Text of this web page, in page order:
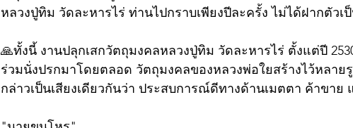
หลวงปู่ทิม วัดละหารไร่ ท่านไปกราบเพียงปีละครั้ง ไม่ได้ฝากตัวเ
🙏ทั้งนี้ งานปลุกเสกวัตถุมงคลหลวงปู่ทิม วัดละหารไร่ ตั้งแต่ปี
ร่วมนั่งปรกมาโดยตลอด วัตถุมงคลของหลวงพ่อใยสร้างไว้หลา
กล่าวเป็นเสียงเดียวกันว่า ประสบการณ์ดีทางด้านเมตตา ค้าขา